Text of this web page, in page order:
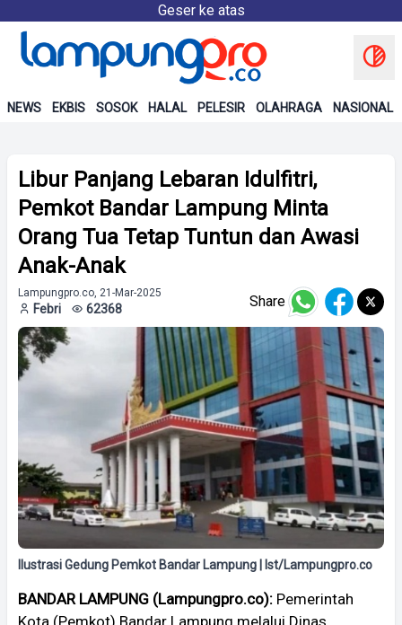
Geser ke atas
NEWS EKBIS SOSOK HALAL PELESIR OLAHRAGA NASIONAL
Libur Panjang Lebaran Idulfitri,
Pemkot Bandar Lampung Minta
Orang Tua Tetap Tuntun dan Awasi
Anak-Anak
Lampungpro.co, 21-Mar-2025
Febri 62368 Share
Ilustrasi Gedung Pemkot Bandar Lampung | Ist/Lampungpro.co
BANDAR LAMPUNG (Lampungpro.co): Pemerintah
Kota (Pemkot) Bandar Lampung melalui Dinas